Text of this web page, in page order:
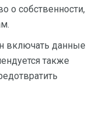
о собственности,
включать данные
также